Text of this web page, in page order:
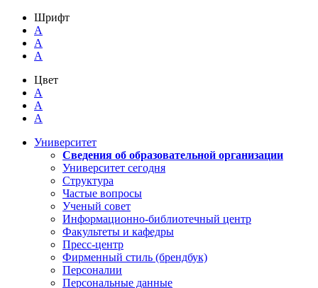
Шрифт
A
A
A
Цвет
A
A
A
Университет
Сведения об образовательной организации
Университет сегодня
Структура
Частые вопросы
Ученый совет
Информационно-библиотечный центр
Факультеты и кафедры
Пресс-центр
Фирменный стиль (брендбук)
Персоналии
Персональные данные